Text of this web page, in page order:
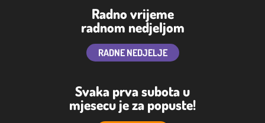
Radno vrijeme
radnom nedjeljom
RADNE NEDJELJE
Svaka prva subota u
mjesecu je za popuste!